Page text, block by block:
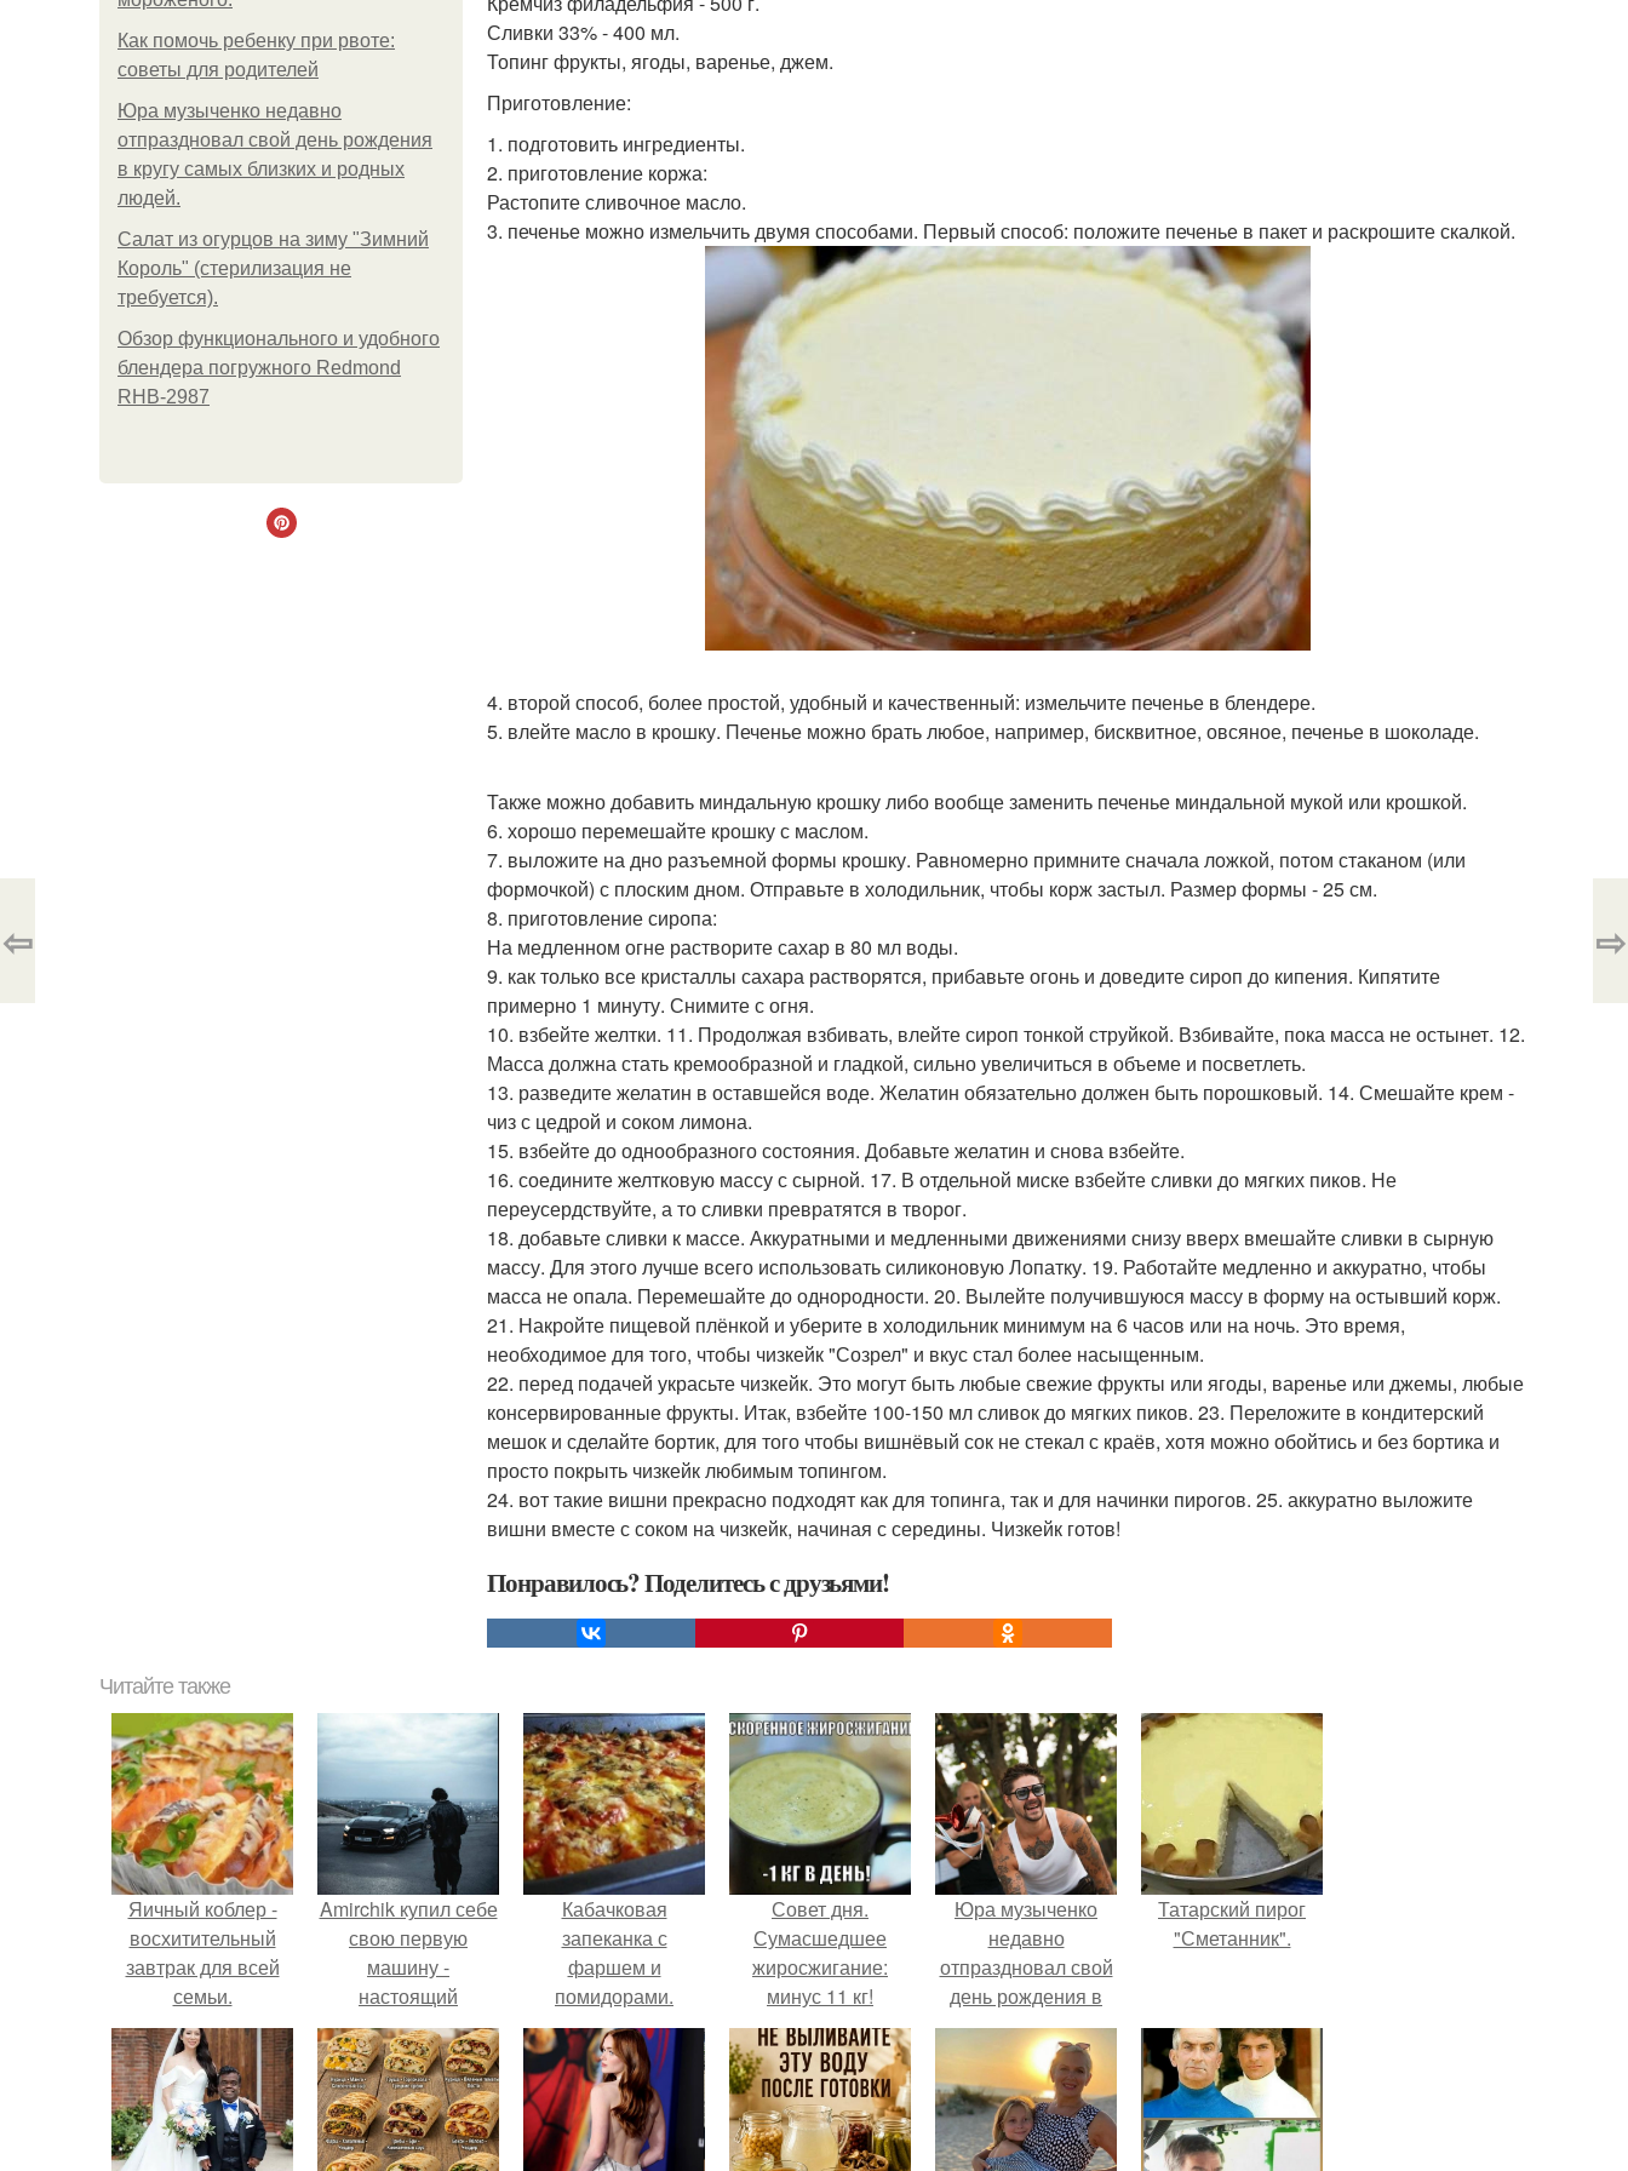
Как помочь ребенку при рвоте:
советы для родителей
Юра музыченко недавно
отпраздновал свой день рождения
в кругу самых близких и родных
людей.
Салат из огурцов на зиму "Зимний
Король" (стерилизация не
требуется).
Обзор функционального и удобного
блендера погружного Redmond
RHB-2987
Сливки 33% - 400 мл.
Топинг фрукты, ягоды, варенье, джем.
Приготовление:
1. подготовить ингредиенты.
2. приготовление коржа:
Растопите сливочное масло.
3. печенье можно измельчить двумя способами. Первый способ: положите печенье в пакет и раскрошите скалкой.
4. второй способ, более простой, удобный и качественный: измельчите печенье в блендере.
5. влейте масло в крошку. Печенье можно брать любое, например, бисквитное, овсяное, печенье в шоколаде.
Также можно добавить миндальную крошку либо вообще заменить печенье миндальной мукой или крошкой.
6. хорошо перемешайте крошку с маслом.
7. выложите на дно разъемной формы крошку. Равномерно примните сначала ложкой, потом стаканом (или
формочкой) с плоским дном. Отправьте в холодильник, чтобы корж застыл. Размер формы - 25 см.
8. приготовление сиропа:
На медленном огне растворите сахар в 80 мл воды.
9. как только все кристаллы сахара растворятся, прибавьте огонь и доведите сироп до кипения. Кипятите
примерно 1 минуту. Снимите с огня.
10. взбейте желтки. 11. Продолжая взбивать, влейте сироп тонкой струйкой. Взбивайте, пока масса не остынет. 12.
Масса должна стать кремообразной и гладкой, сильно увеличиться в объеме и посветлеть.
13. разведите желатин в оставшейся воде. Желатин обязательно должен быть порошковый. 14. Смешайте крем -
чиз с цедрой и соком лимона.
15. взбейте до однообразного состояния. Добавьте желатин и снова взбейте.
16. соедините желтковую массу с сырной. 17. В отдельной миске взбейте сливки до мягких пиков. Не
переусердствуйте, а то сливки превратятся в творог.
18. добавьте сливки к массе. Аккуратными и медленными движениями снизу вверх вмешайте сливки в сырную
массу. Для этого лучше всего использовать силиконовую Лопатку. 19. Работайте медленно и аккуратно, чтобы
масса не опала. Перемешайте до однородности. 20. Вылейте получившуюся массу в форму на остывший корж.
21. Накройте пищевой плёнкой и уберите в холодильник минимум на 6 часов или на ночь. Это время,
необходимое для того, чтобы чизкейк "Созрел" и вкус стал более насыщенным.
22. перед подачей украсьте чизкейк. Это могут быть любые свежие фрукты или ягоды, варенье или джемы, любые
консервированные фрукты. Итак, взбейте 100-150 мл сливок до мягких пиков. 23. Переложите в кондитерский
мешок и сделайте бортик, для того чтобы вишнёвый сок не стекал с краёв, хотя можно обойтись и без бортика и
просто покрыть чизкейк любимым топингом.
24. вот такие вишни прекрасно подходят как для топинга, так и для начинки пирогов. 25. аккуратно выложите
вишни вместе с соком на чизкейк, начиная с середины. Чизкейк готов!
Понравилось? Поделитесь с друзьями!
⇦ ⇨
Читайте также
Яичный коблер -
восхитительный
завтрак для всей
семьи.
Amirchik купил себе
свою первую
машину -
настоящий
автомобиль мечты
для многих
автолюбителей.
Кабачковая
запеканка с
фаршем и
помидорами.
Совет дня.
Сумасшедшее
жиросжигание:
минус 11 кг!
Юра музыченко
недавно
отпраздновал свой
день рождения в
кругу самых
близких и родных
людей.
Татарский пирог
"Сметанник".